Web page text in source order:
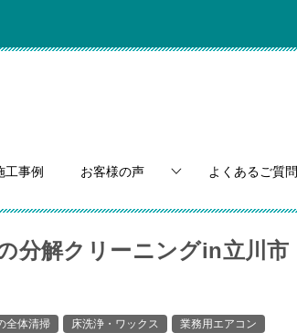
工事例 お客様の声 よくあるご質問
分解クリーニングin立川市
全体清掃 床洗浄・ワックス
業務用エアコン